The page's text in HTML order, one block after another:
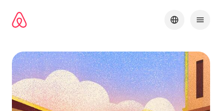
directement